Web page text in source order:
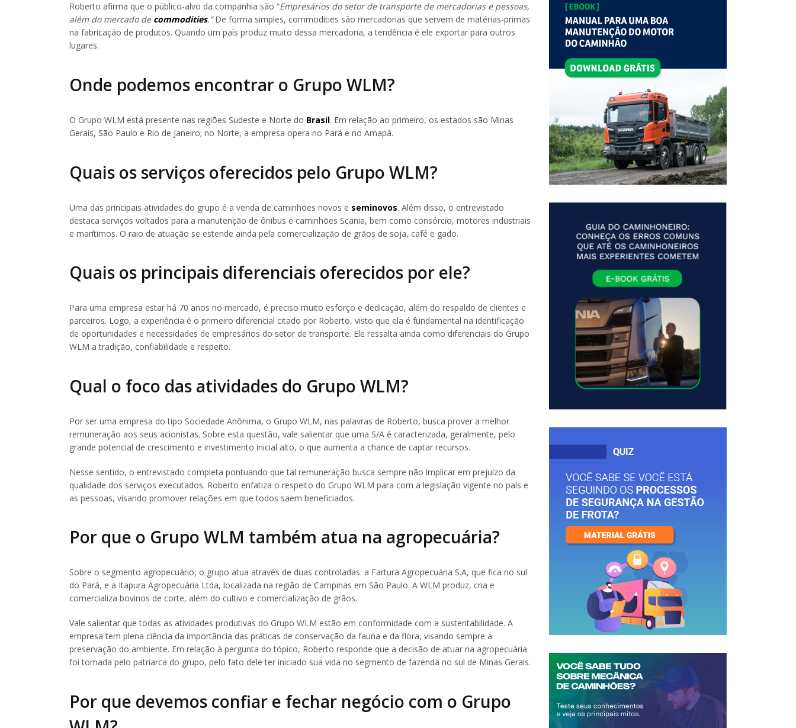
Roberto afirma que o público-alvo da companhia são “Empresários do setor de transporte de mercadorias e pessoas,
além do mercado de commodities.”De forma simples, commodities são mercadorias que servem de matérias-primas
na fabricação de produtos. Quando um país produz muito dessa mercadoria, a tendência é ele exportar para outros
lugares.
Onde podemos encontrar o Grupo WLM?
O Grupo WLM está presente nas regiões Sudeste e Norte do Brasil. Em relação ao primeiro, os estados são Minas
Gerais, São Paulo e Rio de Janeiro; no Norte, a empresa opera no Pará e no Amapá.
Quais os serviços oferecidos pelo Grupo WLM?
Uma das principais atividades do grupo é a venda de caminhões novos e seminovos. Além disso, o entrevistado
destaca serviços voltados para a manutenção de ônibus e caminhões Scania, bem como consórcio, motores industriais
e marítimos. O raio de atuação se estende ainda pela comercialização de grãos de soja, café e gado.
Quais os principais diferenciais oferecidos por ele?
Para uma empresa estar há 70 anos no mercado, é preciso muito esforço e dedicação, além do respaldo de clientes e
parceiros. Logo, a experiência é o primeiro diferencial citado por Roberto, visto que ela é fundamental na identificação
de oportunidades e necessidades de empresários do setor de transporte. Ele ressalta ainda como diferenciais do Grupo
WLM a tradição, confiabilidade e respeito.
Qual o foco das atividades do Grupo WLM?
Por ser uma empresa do tipo Sociedade Anônima, o Grupo WLM, nas palavras de Roberto, busca prover a melhor
remuneração aos seus acionistas. Sobre esta questão, vale salientar que uma S/A é caracterizada, geralmente, pelo
grande potencial de crescimento e investimento inicial alto, o que aumenta a chance de captar recursos.
Nesse sentido, o entrevistado completa pontuando que tal remuneração busca sempre não implicar em prejuízo da
qualidade dos serviços executados. Roberto enfatiza o respeito do Grupo WLM para com a legislação vigente no país e
as pessoas, visando promover relações em que todos saem beneficiados.
Por que o Grupo WLM também atua na agropecuária?
Sobre o segmento agropecuário, o grupo atua através de duas controladas: a Fartura Agropecuária S.A, que fica no sul
do Pará, e a Itapura Agropecuária Ltda, localizada na região de Campinas em São Paulo. A WLM produz, cria e
comercializa bovinos de corte, além do cultivo e comercialização de grãos.
Vale salientar que todas as atividades produtivas do Grupo WLM estão em conformidade com a sustentabilidade. A
empresa tem plena ciência da importância das práticas de conservação da fauna e da flora, visando sempre a
preservação do ambiente. Em relação à pergunta do tópico, Roberto responde que a decisão de atuar na agropecuária
foi tomada pelo patriarca do grupo, pelo fato dele ter iniciado sua vida no segmento de fazenda no sul de Minas Gerais.
Por que devemos confiar e fechar negócio com o Grupo